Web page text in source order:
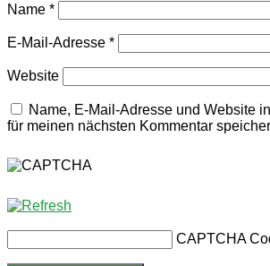
Name *
E-Mail-Adresse *
Website
Name, E-Mail-Adresse und Website
für meinen nächsten Kommentar
CAPTCHA